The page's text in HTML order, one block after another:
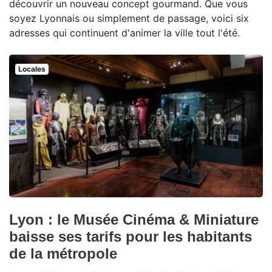
découvrir un nouveau concept gourmand. Que vous
soyez Lyonnais ou simplement de passage, voici six
adresses qui continuent d'animer la ville tout l'été.
Locales
Lyon : le Musée Cinéma & Miniature
baisse ses tarifs pour les habitants
de la métropole